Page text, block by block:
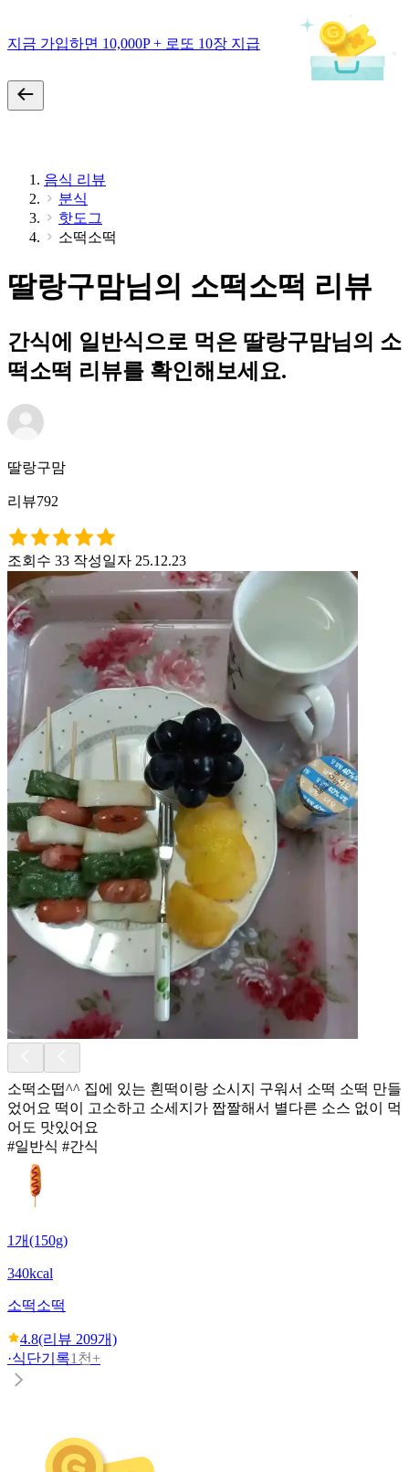
지금 가입하면 10,000P + 로또 10장 지급
음식 리뷰
분식
핫도그
소떡소떡
딸랑구맘님의 소떡소떡 리뷰
간식에 일반식으로 먹은 딸랑구맘님의 소
떡소떡 리뷰를 확인해보세요.
딸랑구맘
리뷰792
조회수 33 작성일자 25.12.23
소떡소떱^^ 집에 있는 흰떡이랑 소시지 구워서 소떡 소떡 만들
었어요 떡이 고소하고 소세지가 짭짤해서 별다른 소스 없이 먹
어도 맛있어요
#일반식 #간식
1개(150g)
340kcal
소떡소떡
4.8(리뷰 209개)
·식단기록1천+